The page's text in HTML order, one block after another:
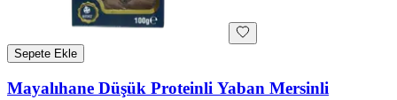
Sepete Ekle
Mayalıhane Düşük Proteinli Yaban Mersinli